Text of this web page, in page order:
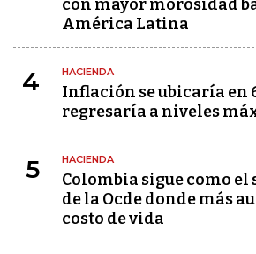
con mayor morosidad
América Latina
4 HACIENDA
Inflación se ubicaría en
regresaría a niveles
5 HACIENDA
Colombia sigue como el
de la Ocde donde más
costo de vida